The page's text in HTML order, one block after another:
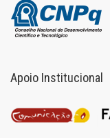
Apoio Institucional